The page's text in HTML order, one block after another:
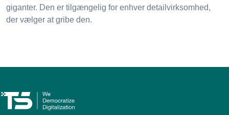
giganter. Den er tilgængelig for enhver detailvirksomhed,
der vælger at gribe den.